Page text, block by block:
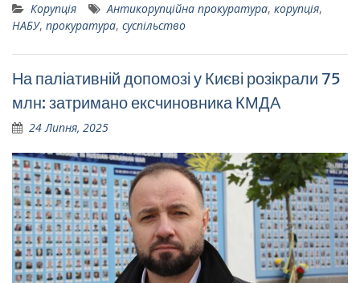
Корупція Антикорупційна прокуратура, корупція,
НАБУ, прокуратура, суспільство
На паліативній допомозі у Києві розікрали 75
млн: затримано ексчиновника КМДА
24 Липня, 2025